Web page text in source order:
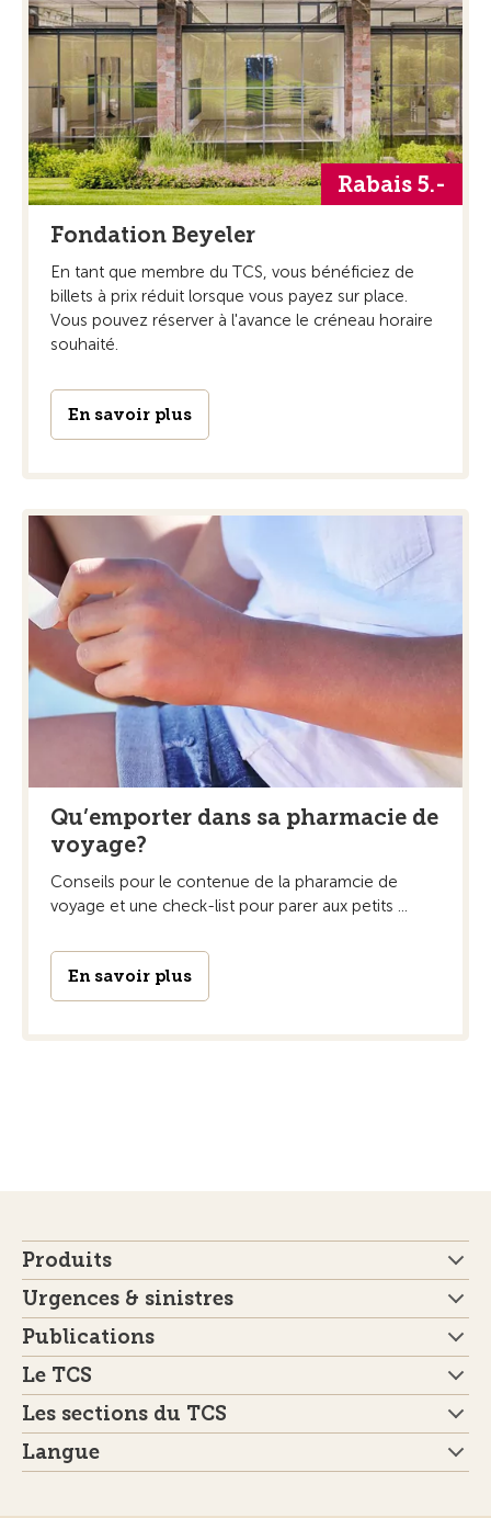
Rabais 5.-
Fondation Beyeler
En tant que membre du TCS, vous bénéficiez de
billets à prix réduit lorsque vous payez sur place.
Vous pouvez réserver à l'avance le créneau horaire
souhaité.
En savoir plus
Qu’emporter dans sa pharmacie de
voyage?
Conseils pour le contenue de la pharamcie de
voyage et une check-list pour parer aux petits ...
En savoir plus
Produits
Urgences & sinistres
Publications
Le TCS
Les sections du TCS
Langue